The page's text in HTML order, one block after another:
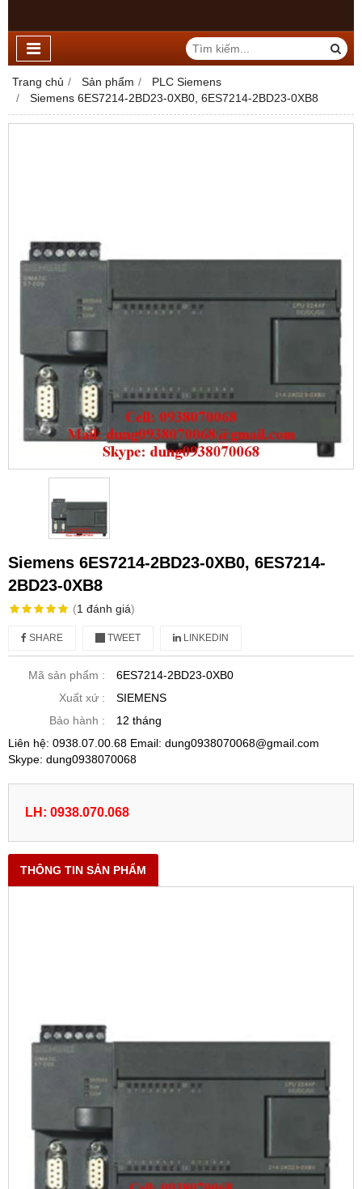
Trang chủ Sản phẩm
PLC Siemens
Siemens 6ES7214-2BD23-0XB0, 6ES7214-2BD23-0XB8
Siemens 6ES7214-2BD23-0XB0, 6ES7214-
2BD23-0XB8
(1 đánh giá)
SHARE TWEET LINKEDIN
Mã sản phẩm :
6ES7214-2BD23-0XB0
Xuất xứ :
SIEMENS
Bảo hành :
12 tháng
Liên hệ: 0938.07.00.68 Email: dung0938070068@gmail.com
Skype: dung0938070068
LH: 0938.070.068
THÔNG TIN SẢN PHẨM